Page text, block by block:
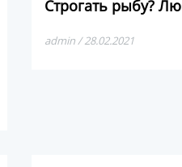
Строгать рыбу?
admin / 28.02.2021